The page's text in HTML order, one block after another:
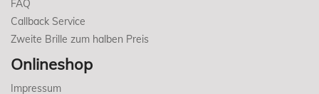
FAQ
Callback Service
Zweite Brille zum halben Preis
Onlineshop
Impressum